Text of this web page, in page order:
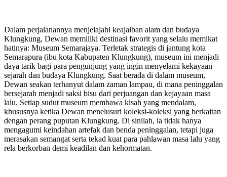
Dalam perjalanannya menjelajahi keajaiban alam dan budaya
Klungkung, Dewan memiliki destinasi favorit yang selalu memikat
hatinya: Museum Semarajaya. Terletak strategis di jantung kota
Semarapura (ibu kota Kabupaten Klungkung), museum ini menjadi
daya tarik bagi para pengunjung yang ingin menyelami kekayaan
sejarah dan budaya Klungkung. Saat berada di dalam museum,
Dewan seakan terhanyut dalam zaman lampau, di mana peninggalan
bersejarah menjadi saksi bisu dari perjuangan dan kejayaan masa
lalu. Setiap sudut museum membawa kisah yang mendalam,
khususnya ketika Dewan menelusuri koleksi-koleksi yang berkaitan
dengan perang puputan Klungkung. Di sinilah, ia tidak hanya
mengagumi keindahan artefak dan benda peninggalan, tetapi juga
merasakan semangat serta tekad kuat para pahlawan masa lalu yang
rela berkorban demi keadilan dan kehormatan.